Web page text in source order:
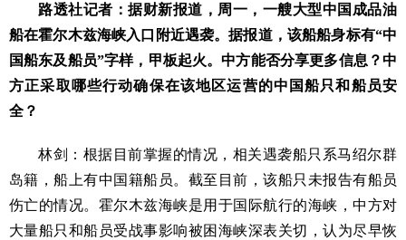
路透社记者：据财新报道，周一，一艘大型中国成品油
船在霍尔木兹海峡入口附近遇袭。据报道，该船船身标有“中
国船东及船员”字样，甲板起火。中方能否分享更多信息？中
方正采取哪些行动确保在该地区运营的中国船只和船员安
全？
林剑：根据目前掌握的情况，相关遇袭船只系马绍尔群
岛籍，船上有中国籍船员。截至目前，该船只未报告有船员
伤亡的情况。霍尔木兹海峡是用于国际航行的海峡，中方对
大量船只和船员受战事影响被困海峡深表关切，认为尽早恢